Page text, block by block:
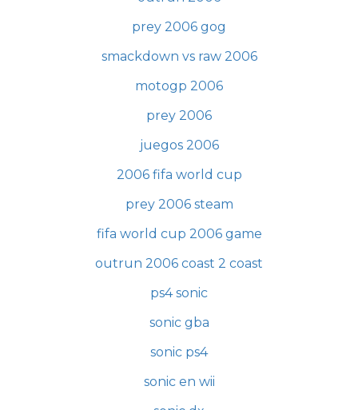
prey 2006 gog
smackdown vs raw 2006
motogp 2006
prey 2006
juegos 2006
2006 fifa world cup
prey 2006 steam
fifa world cup 2006 game
outrun 2006 coast 2 coast
ps4 sonic
sonic gba
sonic ps4
sonic en wii